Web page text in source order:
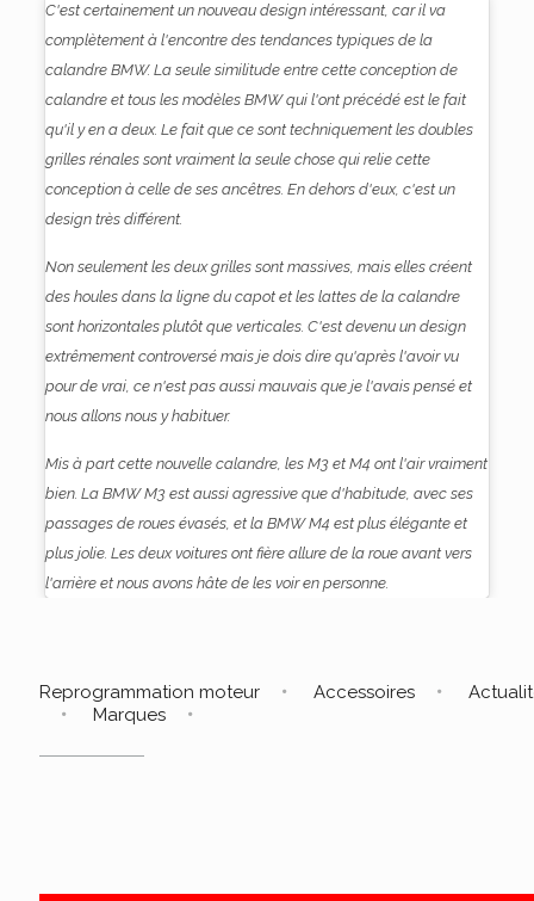
C'est certainement un nouveau design intéressant, car il va
complètement à l'encontre des tendances typiques de la
calandre BMW. La seule similitude entre cette conception de
calandre et tous les modèles BMW qui l'ont précédé est le fait
qu'il y en a deux. Le fait que ce sont techniquementles doubles
grilles rénales sont vraiment la seule chose qui relie cette
conception à celle de ses ancêtres. En dehors d'eux, c'est un
design très différent.
Non seulement les deux grilles sont massives, mais elles créent
des houles dans la ligne du capot et les lattes de la calandre
sont horizontales plutôt que verticales. C'est devenu un design
extrêmement controversé mais je dois dire qu'après l'avoir vu
pour de vrai, ce n'est pas aussi mauvais que je l'avais pensé et
nous allons nous y habituer.
Mis à part cette nouvelle calandre, les M3 et M4 ont l'air vraiment
bien. La BMW M3 est aussi agressive que d'habitude, avec ses
passages de roues évasés, et la BMW M4 est plus élégante et
plus jolie. Les deux voitures ont fière allure de la roue avant vers
l'arrière et nous avons hâte de les voir en personne.
Reprogrammation moteur Accessoires
Marques